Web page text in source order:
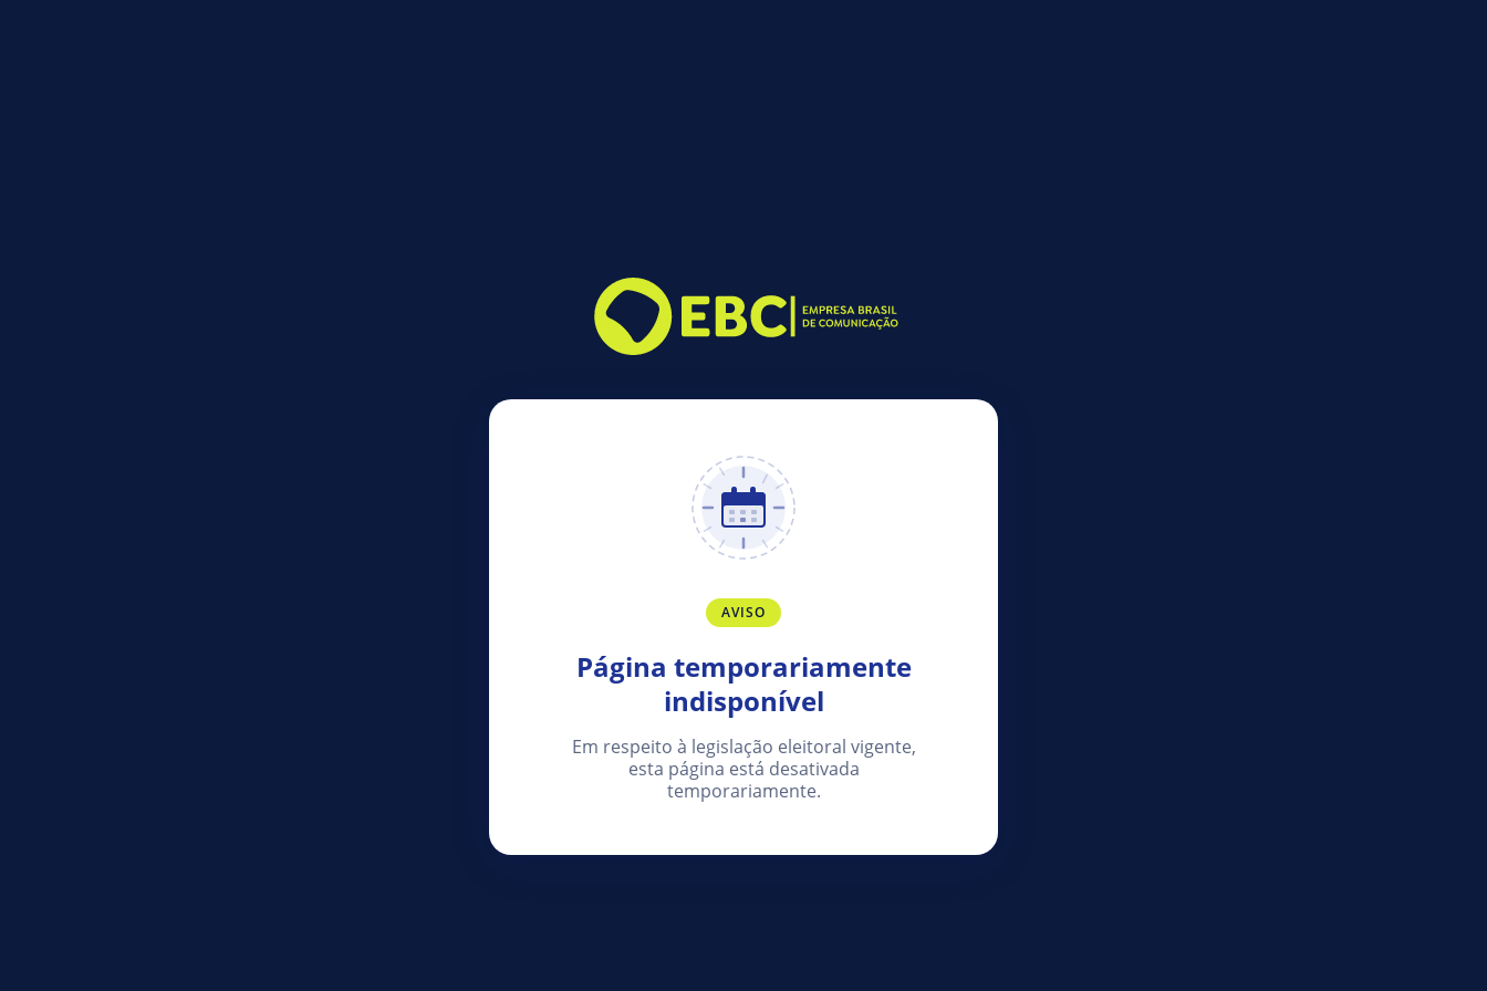
AVISO
Página temporariamente
indisponível
Em respeito à legislação eleitoral vigente,
esta página está desativada
temporariamente.